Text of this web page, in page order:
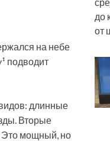
на небе
подводит
длинные
Вторые
Это мощный, но
до
от